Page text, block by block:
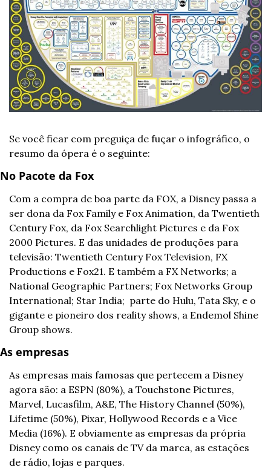
Se você ficar com preguiça de fuçar o infográfico, o
resumo da ópera é o seguinte:
No Pacote da Fox
Com a compra de boa parte da FOX, a Disney passa a
ser dona da Fox Family e Fox Animation, da Twentieth
Century Fox, da Fox Searchlight Pictures e da Fox
2000 Pictures. E das unidades de produções para
televisão: Twentieth Century Fox Television, FX
Productions e Fox21. E também a FX Networks; a
National Geographic Partners; Fox Networks Group
International; Star India;  parte do Hulu, Tata Sky, e o
gigante e pioneiro dos reality shows, a Endemol Shine
Group shows.
As empresas
As empresas mais famosas que pertecem a Disney
agora são: a ESPN (80%), a Touchstone Pictures,
Marvel, Lucasfilm, A&E, The History Channel (50%),
Lifetime (50%), Pixar, Hollywood Records e a Vice
Media (16%). E obviamente as empresas da própria
Disney como os canais de TV da marca, as estações
de rádio, lojas e parques.